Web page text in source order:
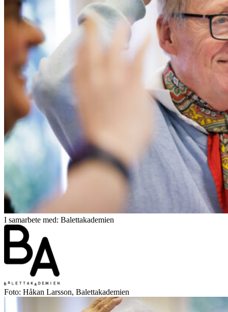
I samarbete med: Balettakademien
Foto: Håkan Larsson, Balettakademien